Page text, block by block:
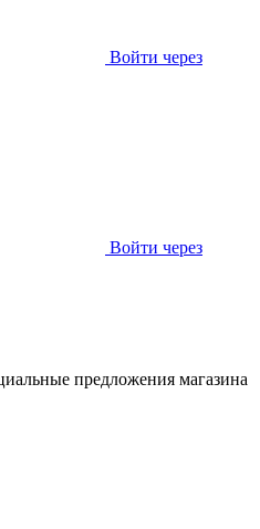
Войти через
Войти через
предложения магазина